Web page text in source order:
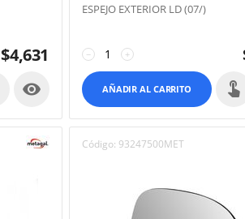
$4,631

ESPEJO EXTERIOR LD (07/)
+
−
AÑADIR AL CARRITO
Código: 93247500MET